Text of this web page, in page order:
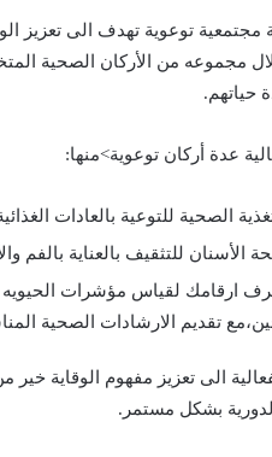
مجتمعية توعوية تهدف الى تعزيز
مجموعه من الأركان الصحية
حياتهم.
عدة أركان توعوية>منها:
الصحية للتوعية بالعادات
الأسنان للتثقيف بالعناية بالفم
ارقامك لقياس مؤشرات
تقديم الارشادات الصحية
الى تعزيز مفهوم الوقاية خير
بشكل مستمر.